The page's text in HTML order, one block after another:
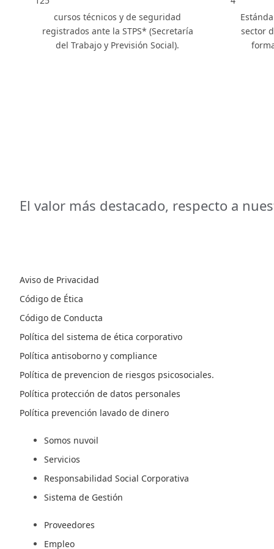
cursos técnicos y de seguridad
registrados ante la STPS* (Secretaría
del Trabajo y Previsión Social).
sector
El valor más destacado, respecto a
Aviso de Privacidad
Código de Ética
Código de Conducta
Política del sistema de ética corporativo
Política antisoborno y compliance
Política de prevencion de riesgos psicosociales.
Política protección de datos personales
Política prevención lavado de dinero
Somos nuvoil
Servicios
Responsabilidad Social Corporativa
Sistema de Gestión
Proveedores
Empleo